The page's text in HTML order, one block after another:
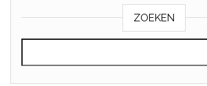
ZOEKEN